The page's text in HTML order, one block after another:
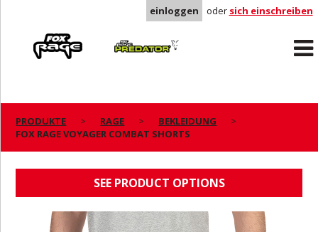
einloggen oder sich einschreiben
Predator
PRODUKTE RAGE
BEKLEIDUNG
FOX RAGE VOYAGER COMBAT SHORTS
SEE PRODUCT OPTIONS